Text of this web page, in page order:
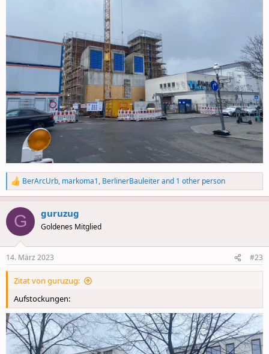
R
e
a
c
i
s
:
BerArcUrb, markoma1, BerlinerBauleiterand 1 other person
G guruzug
Goldenes Mitglied
14. März 2023 #23
Zitat von guruzug:
Aufstockungen: